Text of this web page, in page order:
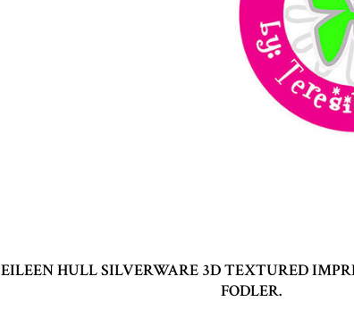
EILEEN HULL SILVERWARE 3D TEXTURED
FODLER.